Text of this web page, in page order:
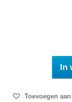
In
Toevoegen